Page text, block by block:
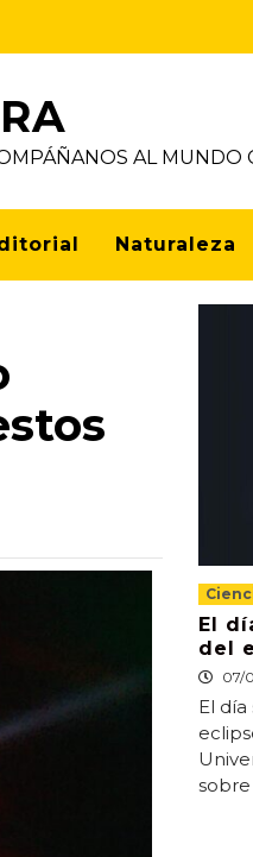
AL MUNDO
Naturaleza
El
del
07/
El
sobre